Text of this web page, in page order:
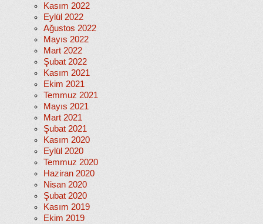
Kasım 2022
Eylül 2022
Ağustos 2022
Mayıs 2022
Mart 2022
Şubat 2022
Kasım 2021
Ekim 2021
Temmuz 2021
Mayıs 2021
Mart 2021
Şubat 2021
Kasım 2020
Eylül 2020
Temmuz 2020
Haziran 2020
Nisan 2020
Şubat 2020
Kasım 2019
Ekim 2019